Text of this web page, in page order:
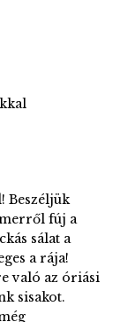
Beszéljük
fúj a
sálat a
a rája!
való az óriási
sisakot.